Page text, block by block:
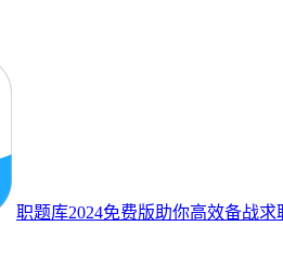
职题库2024免费版助你高效备战求